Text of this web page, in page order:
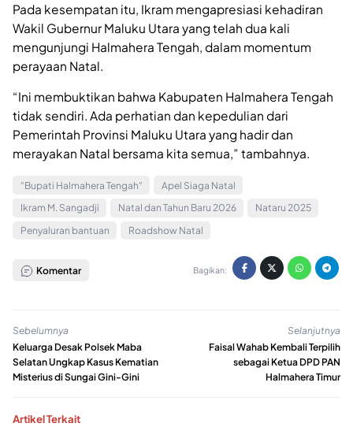
Pada kesempatan itu, Ikram mengapresiasi kehadiran
Wakil Gubernur Maluku Utara yang telah dua kali
mengunjungi Halmahera Tengah, dalam momentum
perayaan Natal.
“Ini membuktikan bahwa Kabupaten Halmahera Tengah
tidak sendiri. Ada perhatian dan kepedulian dari
Pemerintah Provinsi Maluku Utara yang hadir dan
merayakan Natal bersama kita semua,” tambahnya.
"Bupati Halmahera Tengah"
Apel Siaga Natal
Ikram M. Sangadji
Natal dan Tahun Baru 2026
Nataru 2025
Penyaluran bantuan
Roadshow Natal
Komentar Bagikan:
Sebelumnya
Keluarga Desak Polsek Maba
Selatan Ungkap Kasus Kematian
Misterius di Sungai Gini-Gini
Selanjutnya
Faisal Wahab Kembali Terpilih
sebagai Ketua DPD PAN
Halmahera Timur
Artikel Terkait